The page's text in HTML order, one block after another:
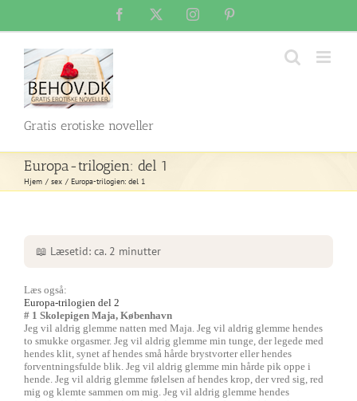
content
Facebook Instagram
Gratis erotiske noveller
Europa-trilogien: del 1
Hjem sex Europa-trilogien: del 1
📖 Læsetid: ca. 2 minutter
Læs også:
Europa-trilogien del 2
# 1 Skolepigen Maja, København
Jeg vil aldrig glemme natten med Maja. Jeg vil aldrig glemme hendes
to smukke orgasmer. Jeg vil aldrig glemme min tunge, der legede med
hendes klit, synet af hendes små hårde brystvorter eller hendes
forventningsfulde blik. Jeg vil aldrig glemme min hårde pik oppe i
hende. Jeg vil aldrig glemme følelsen af hendes krop, der vred sig, red
mig og klemte sammen om mig. Jeg vil aldrig glemme hendes